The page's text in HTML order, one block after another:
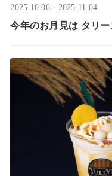
2025.10.06 - 2025.11.04
今年のお月見は タリ